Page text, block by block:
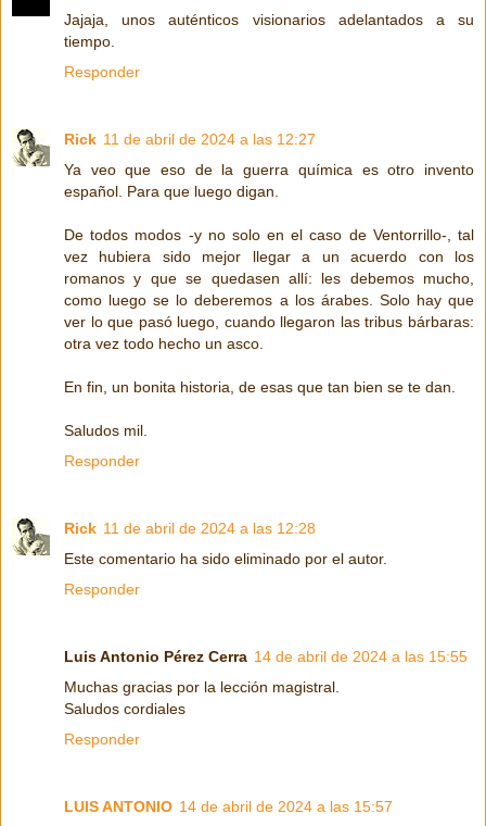
Jajaja, unos auténticos visionarios adelantados a su
tiempo.
Responder
Rick 11 de abril de 2024 a las 12:27
Ya veo que eso de la guerra química es otro invento
español. Para que luego digan.
De todos modos -y no solo en el caso de Ventorrillo-, tal
vez hubiera sido mejor llegar a un acuerdo con los
romanos y que se quedasen allí: les debemos mucho,
como luego se lo deberemos a los árabes. Solo hay que
ver lo que pasó luego, cuando llegaron las tribus bárbaras:
otra vez todo hecho un asco.
En fin, un bonita historia, de esas que tan bien se te dan.
Saludos mil.
Responder
Rick 11 de abril de 2024 a las 12:28
Este comentario ha sido eliminado por el autor.
Responder
Luis Antonio Pérez Cerra 14 de abril de 2024 a las 15:55
Muchas gracias por la lección magistral.
Saludos cordiales
Responder
LUIS ANTONIO 14 de abril de 2024 a las 15:57